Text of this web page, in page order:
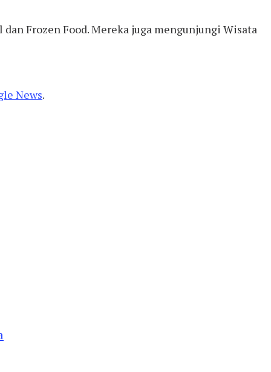
Frozen Food. Mereka juga mengunjungi Wisata
News.